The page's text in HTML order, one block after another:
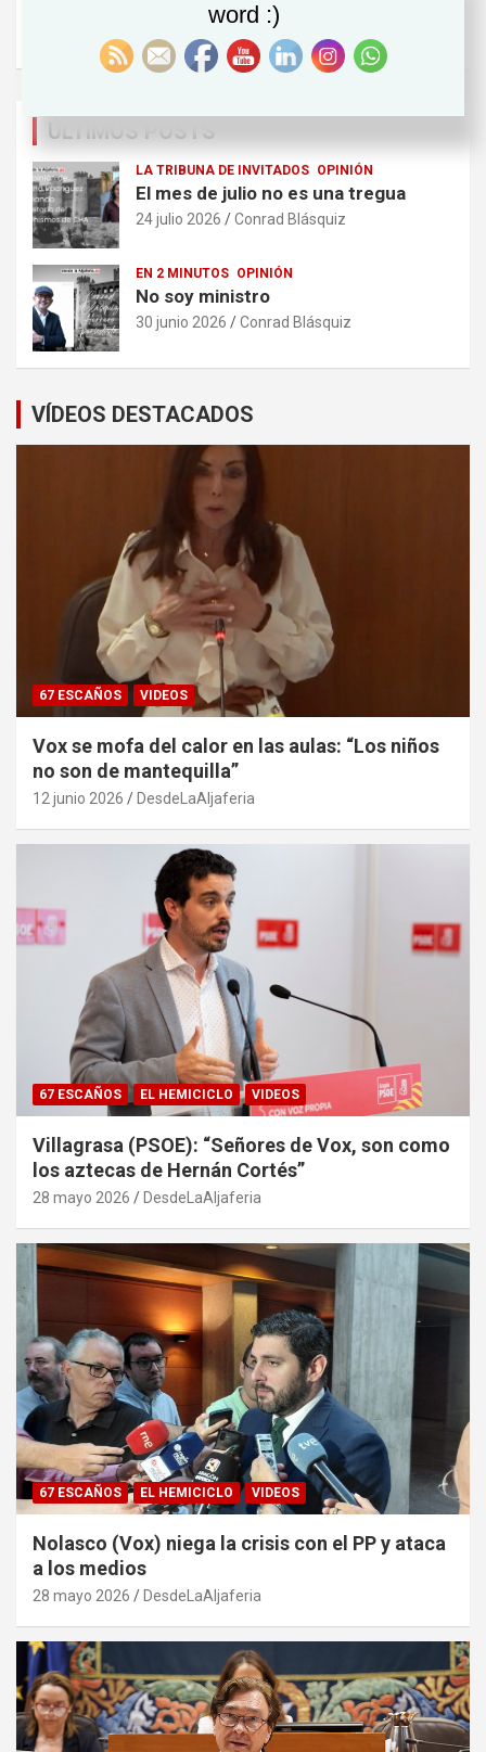
ÚLTIMOS POSTS
LA TRIBUNA DE INVITADOS OPINIÓN
El mes de julio no es una tregua
24 julio 2026 Conrad Blásquiz
EN 2 MINUTOS OPINIÓN
No soy ministro
30 junio 2026 Conrad Blásquiz
VÍDEOS DESTACADOS
67 ESCAÑOS VIDEOS
Vox se mofa del calor en las aulas: “Los niños
no son de mantequilla”
12 junio 2026 DesdeLaAljaferia
67 ESCAÑOS EL HEMICICLO VIDEOS
Villagrasa (PSOE): “Señores de Vox, son como
los aztecas de Hernán Cortés”
28 mayo 2026 DesdeLaAljaferia
67 ESCAÑOS EL HEMICICLO VIDEOS
Nolasco (Vox) niega la crisis con el PP y ataca
a los medios
28 mayo 2026 DesdeLaAljaferia
word :)